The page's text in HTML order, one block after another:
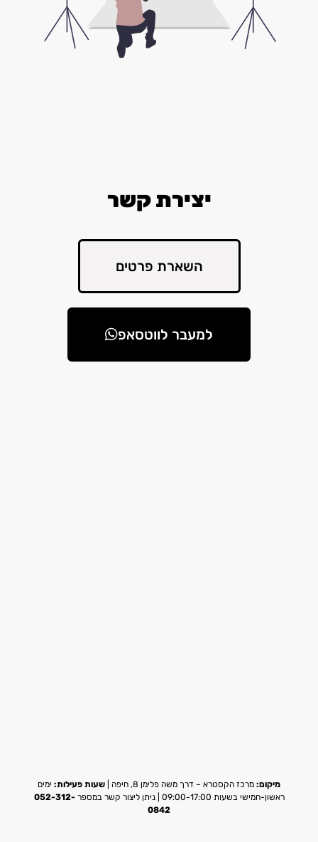
יצירת קשר
השארת פרטים
למעבר לווטסאפ
מיקום: מרכז הקסטרא – דרך משה פלימן 8, חיפה | שעות פעילות: ימים
ראשון-חמישי בשעות 09:00-17:00 | ניתן ליצור קשר במספר
052-312-
0842